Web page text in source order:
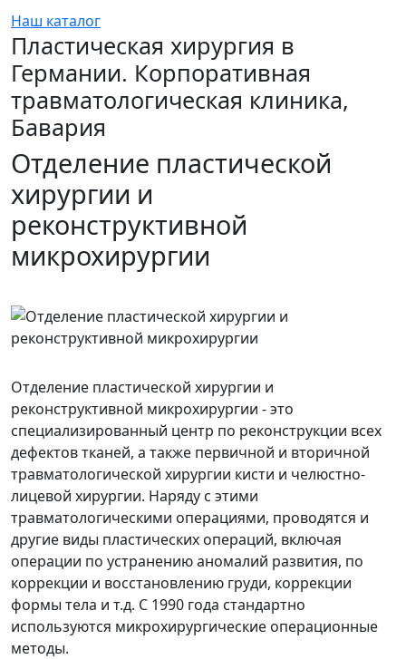
Наш каталог
Пластическая хирургия в
Германии. Корпоративная
травматологическая клиника,
Бавария
Отделение пластической
хирургии и
реконструктивной
микрохирургии
Отделение пластической хирургии и
реконструктивной микрохирургии - это
специализированный центр по реконструкции всех
дефектов тканей, а также первичной и вторичной
травматологической хирургии кисти и челюстно-
лицевой хирургии. Наряду с этими
травматологическими операциями, проводятся и
другие виды пластических операций, включая
операции по устранению аномалий развития, по
коррекции и восстановлению груди, коррекции
формы тела и т.д. С 1990 года стандартно
используются микрохирургические операционные
методы.